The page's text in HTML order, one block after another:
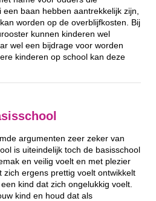
baan hebben aantrekkelijk zijn,
worden op de overblijfkosten. Bij
kunnen kinderen wel
wel een bijdrage voor worden
kinderen op school kan deze
argumenten zeer zeker van
is uiteindelijk toch de basisschool
en veilig voelt en met plezier
zich ergens prettig voelt ontwikkelt
kind dat zich ongelukkig voelt.
kind en houd dat als